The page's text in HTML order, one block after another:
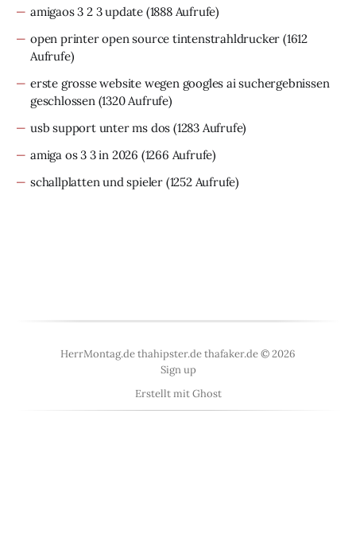
amigaos 3 2 3 update (1888 Aufrufe)
open printer open source tintenstrahldrucker (1612
Aufrufe)
erste grosse website wegen googles ai suchergebnissen
geschlossen (1320 Aufrufe)
usb support unter ms dos (1283 Aufrufe)
amiga os 3 3 in 2026 (1266 Aufrufe)
schallplatten und spieler (1252 Aufrufe)
HerrMontag.de thahipster.de thafaker.de © 2026
Sign up
Erstellt mitGhost